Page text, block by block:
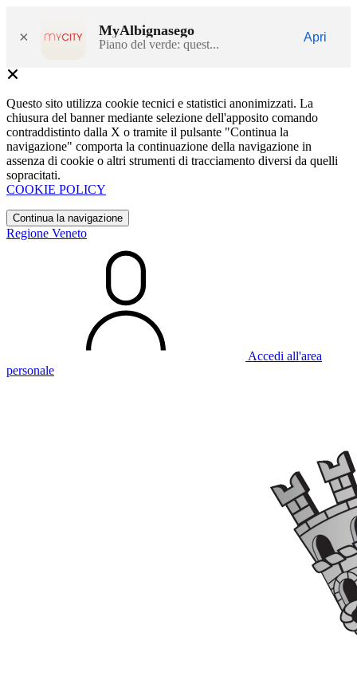
× MyAlbignasego
Piano del verde: quest...
Apri
Questo sito utilizza cookie tecnici e statistici anonimizzati. La
chiusura del banner mediante selezione dell'apposito comando
contraddistinto dalla X o tramite il pulsante "Continua la
navigazione" comporta la continuazione della navigazione in
assenza di cookie o altri strumenti di tracciamento diversi da quelli
sopracitati.
COOKIE POLICY
Continua la navigazione
Regione Veneto
Accedi all'area
personale